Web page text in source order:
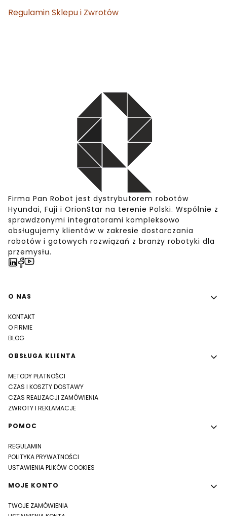
Regulamin Sklepu i Zwrotów
Firma Pan Robot jest dystrybutorem robotów
Hyundai, Fuji i OrionStar na terenie Polski. Wspólnie z
sprawdzonymi integratorami kompleksowo
obsługujemy klientów w zakresie dostarczania
robotów i gotowych rozwiązań z branży robotyki dla
przemysłu.
Linki w stopce
O NAS
KONTAKT
O FIRMIE
BLOG
OBSŁUGA KLIENTA
METODY PŁATNOŚCI
CZAS I KOSZTY DOSTAWY
CZAS REALIZACJI ZAMÓWIENIA
ZWROTY I REKLAMACJE
POMOC
REGULAMIN
POLITYKA PRYWATNOŚCI
USTAWIENIA PLIKÓW COOKIES
MOJE KONTO
TWOJE ZAMÓWIENIA